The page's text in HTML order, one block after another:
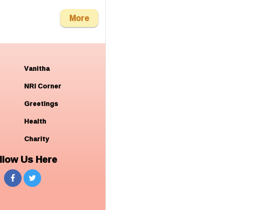
More
Vanitha
NRI Corner
Greetings
Health
Charity
Us Here